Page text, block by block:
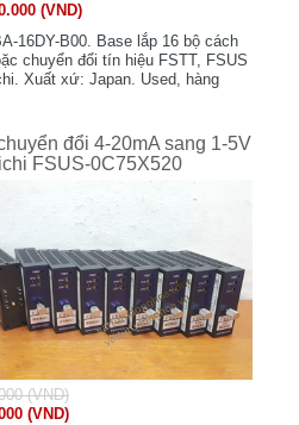
(VND)
16DY-B00. Base lắp 16 bộ cách
chuyển đổi tín hiệu FSTT, FSUS
Xuất xứ: Japan. Used, hàng
đổi 4-20mA sang 1-5V
FSUS-0C75X520
(VND)
(VND)